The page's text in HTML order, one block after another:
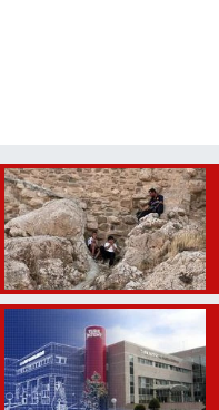
Sinema - TV
SİYASET
SPOR
TEBRİK